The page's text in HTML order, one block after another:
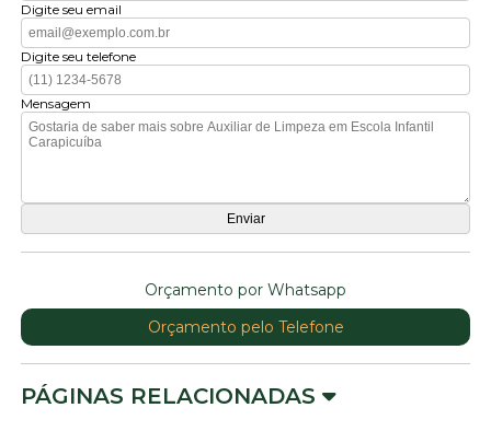
Digite seu email
Digite seu telefone
Mensagem
Orçamento por Whatsapp
Orçamento pelo Telefone
PÁGINAS RELACIONADAS